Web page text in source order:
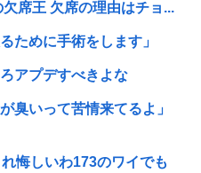
欠席王 欠席の理由はチョ...
ために手術をします」
アプデすべきよな
臭いって苦情来てるよ」
悔しいわ173のワイでも